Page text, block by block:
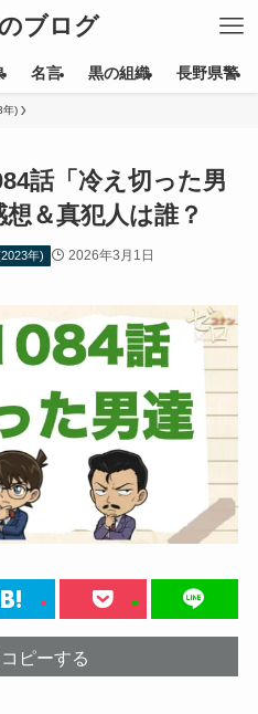
ブログ
名言 黒の組織 長野県警
年)
話「冷え切った男
＆真犯人は誰？
年) 2026年3月1日
ピーする